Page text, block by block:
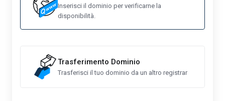
Inserisci il dominio per verificarne la
disponibilità.
Trasferimento Dominio
Trasferisci il tuo dominio da un altro registrar